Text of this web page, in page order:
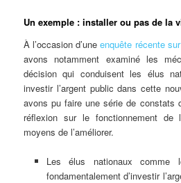
Un exemple : installer ou pas de la
À l’occasion d’uneenquête récente
avons notamment examiné les
décision qui conduisent les élus
investir l’argent public dans cette
avons pu faire une série de constats
réflexion sur le fonctionnement
moyens de l’améliorer.
Les élus nationaux comme
fondamentalement d’investir